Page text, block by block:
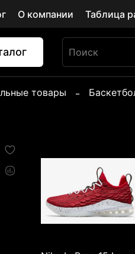
О компании Таблица
товары